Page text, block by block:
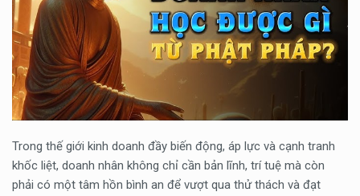
Trong thế giới kinh doanh đầy biến động, áp lực và cạnh tranh
khốc liệt, doanh nhân không chỉ cần bản lĩnh, trí tuệ mà còn
phải có một tâm hồn bình an để vượt qua thử thách và đạt